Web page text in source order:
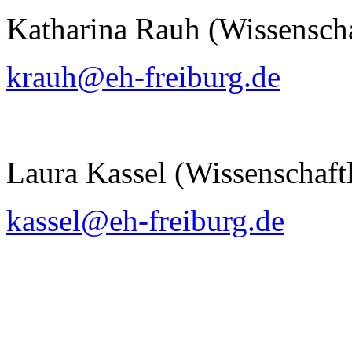
Katharina Rauh
krauh@eh-freiburg.de
Laura Kassel
kassel@eh-freiburg.de